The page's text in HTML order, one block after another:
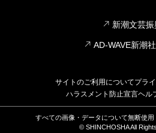
新潮文芸振
AD-WAVE新潮
サイトのご利用についてプラ
ハラスメント防止宣言ヘル
すべての画像・データについて無断使用
© SHINCHOSHA All